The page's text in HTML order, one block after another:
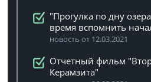
"Прогулка по дну
время вспомнить
новость от 12.03.2021
Отчетный фильм
Керамзита"